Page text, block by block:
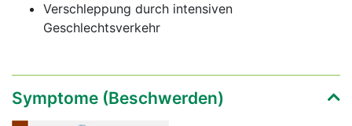
Verschleppung durch intensiven
Geschlechtsverkehr
Symptome (Beschwerden)